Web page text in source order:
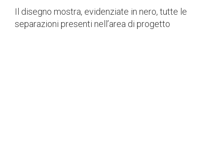
Il racconto attraverso le
Il disegno mostra, evidenziate in nero, tutte le
separazioni presenti nell’area di progetto